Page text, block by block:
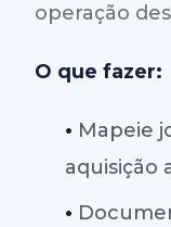
operação
O que fazer:
• Mapeie
aquisição
•